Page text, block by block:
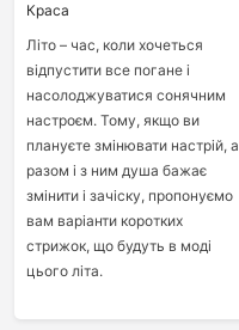
Краса
Літо – час, коли хочеться
відпустити все погане і
насолоджуватися сонячним
настроєм. Тому, якщо ви
плануєте змінювати настрій, а
разом і з ним душа бажає
змінити і зачіску, пропонуємо
вам варіанти коротких
стрижок, що будуть в моді
цього літа.